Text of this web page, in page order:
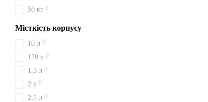
56 кг 0
Місткість корпусу
10 л 0
120 л 0
1,3 л 0
2 л 0
2,5 л 0